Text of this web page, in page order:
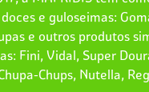
e guloseimas:
e outros produtos
Fini, Vidal, Super
Chups, Nutella,